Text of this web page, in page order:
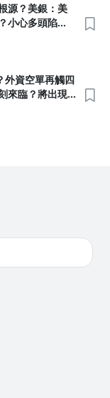
源？美銀：美
小心多頭陷
普通錠
外資空單再觸四
來臨？將出現
錢爆》普通錠